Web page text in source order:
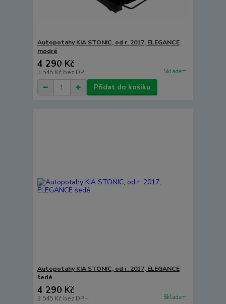
Autopotahy KIA STONIC, od r. 2017, ELEGANCE
modré
4 290 Kč
3 545 Kč bez DPH Skladem
Přidat do košíku
Autopotahy KIA STONIC, od r. 2017, ELEGANCE
šedé
4 290 Kč
3 545 Kč bez DPH Skladem